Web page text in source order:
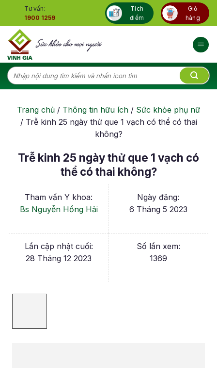
content
Tư vấn:
1900 1259
Tích
điểm
Giỏ
hàng
Tìm
kiếm:
Trang chủ / Thông tin hữu ích / Sức khỏe phụ nữ
/ Trễ kinh 25 ngày thử que 1 vạch có thể có thai
không?
Trễ kinh 25 ngày thử que 1 vạch có
thể có thai không?
Tham vấn Y khoa:
Bs Nguyễn Hồng Hải
Ngày đăng:
6 Tháng 5 2023
Lần cập nhật cuối:
28 Tháng 12 2023
Số lần xem:
1369